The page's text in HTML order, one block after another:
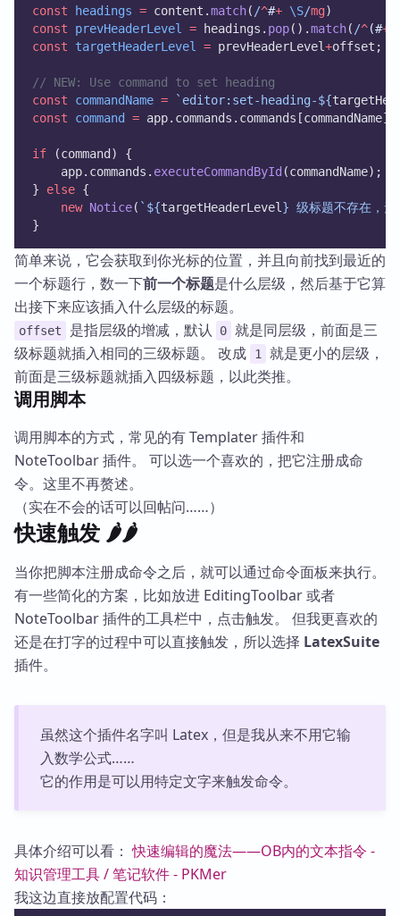
const headings = content.match( /^#+ \S/mg)
const
prevHeaderLevel = headings. pop().match( /^(#+
const
targetHeaderLevel = prevHeaderLevel+offset;
// NEW: Use command to set heading
const
commandName = `editor:set-heading-${
const
command = app.commands.commands[commandName];
if (command) {
	app.commands.
executeCommandById (commandName);
} else {
new Notice( `${targetHeaderLevel } 级标题不存在，
}
简单来说，它会获取到你光标的位置，并且向前找到最近的
一个标题行，数一下前一个标题是什么层级，然后基于它算
出接下来应该插入什么层级的标题。
offset 是指层级的增减，默认 0 就是同层级，前面是三
级标题就插入相同的三级标题。 改成
1
就是更小的层级，
前面是三级标题就插入四级标题，以此类推。
调用脚本
调用脚本的方式，常见的有 Templater 插件和
NoteToolbar 插件。 可以选一个喜欢的，把它注册成命
令。这里不再赘述。
（实在不会的话可以回帖问……）
快速触发 🌶️🌶️
当你把脚本注册成命令之后，就可以通过命令面板来执行。
有一些简化的方案，比如放进 EditingToolbar 或者
NoteToolbar 插件的工具栏中，点击触发。 但我更喜欢的
还是在打字的过程中可以直接触发，所以选择 LatexSuite
插件。
虽然这个插件名字叫 Latex，但是我从来不用它输
入数学公式……
它的作用是可以用特定文字来触发命令。
具体介绍可以看：快速编辑的魔法——OB内的文本指令 -
知识管理工具 / 笔记软件 - PKMer
我这边直接放配置代码：